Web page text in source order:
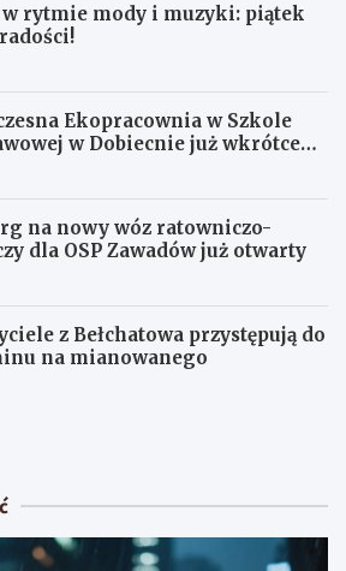
rytmie mody i muzyki: piątek
Ekopracownia w Szkole
w Dobiecnie już wkrótce
na nowy wóz ratowniczo-
dla OSP Zawadów już otwarty
z Bełchatowa przystępują do
na mianowanego